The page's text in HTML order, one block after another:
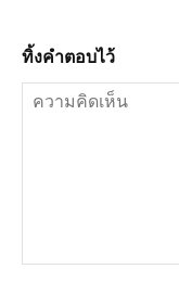
ทิ้งคำตอบไว้